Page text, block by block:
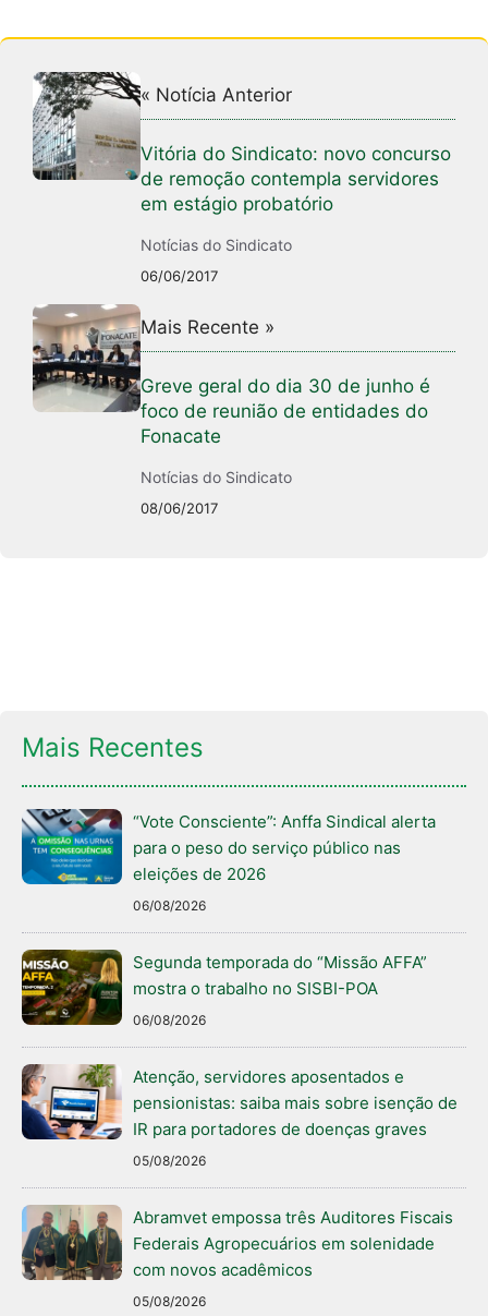
« Notícia Anterior
Vitória do Sindicato: novo concurso
de remoção contempla servidores
em estágio probatório
Notícias do Sindicato
06/06/2017
Mais Recente »
Greve geral do dia 30 de junho é
foco de reunião de entidades do
Fonacate
Notícias do Sindicato
08/06/2017
Mais Recentes
“Vote Consciente”: Anffa Sindical alerta
para o peso do serviço público nas
eleições de 2026
06/08/2026
Segunda temporada do “Missão AFFA”
mostra o trabalho no SISBI-POA
06/08/2026
Atenção, servidores aposentados e
pensionistas: saiba mais sobre isenção de
IR para portadores de doenças graves
05/08/2026
Abramvet empossa três Auditores Fiscais
Federais Agropecuários em solenidade
com novos acadêmicos
05/08/2026